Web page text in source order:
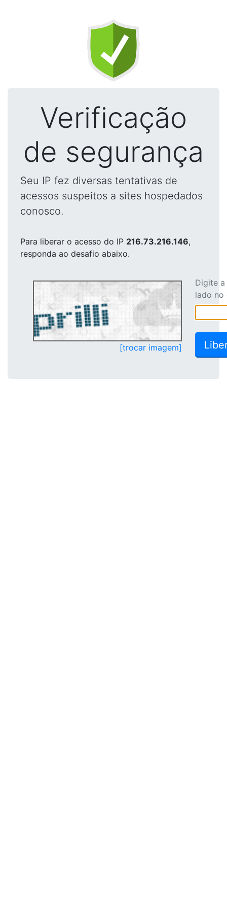
Verificação
de segurança
Seu IP fez diversas tentativas de
acessos suspeitos a sites hospedados
conosco.
Para liberar o acesso do IP 216.73.216.146,
responda ao desafio abaixo.
[trocar imagem]
Digite
lado no